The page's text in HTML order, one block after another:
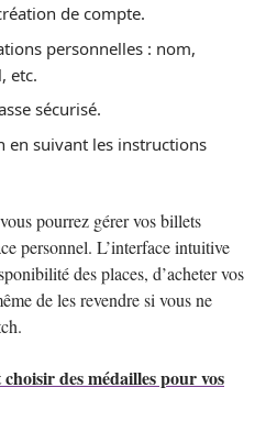
de compte.
personnelles : nom,
etc.
sécurisé.
en suivant les instructions
pourrez gérer vos billets
personnel. L’interface intuitive
des places, d’acheter vos
de les revendre si vous ne
des médailles pour vos